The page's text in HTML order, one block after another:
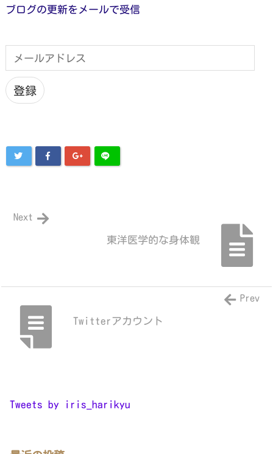
ブログの更新をメールで受信
ー
ル
ア
ド
レ
登録
東洋医学的な身体観
Next
Twitterアカウント
Prev
Tweets by iris_harikyu